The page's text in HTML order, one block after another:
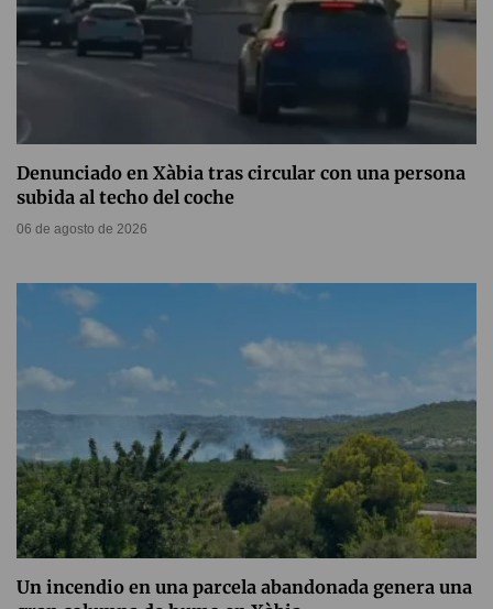
Denunciado en Xàbia tras circular con una persona
subida al techo del coche
06 de agosto de 2026
Un incendio en una parcela abandonada genera una